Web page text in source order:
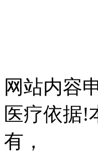
网站内容
医疗依据!
有，